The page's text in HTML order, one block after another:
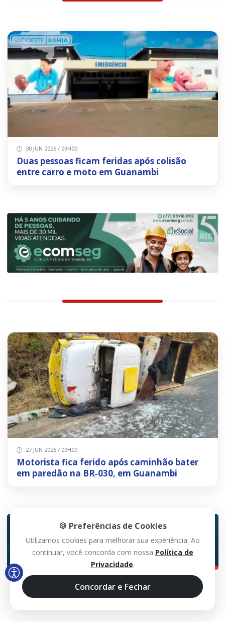
30 JUN 2026 / 09H00
Duas pessoas ficam feridas após colisão
entre carro e moto em Guanambi
27 JUN 2026 / 09H00
Motorista fica ferido após caminhão bater
em paredão na BR‑030, em Guanambi
🍪 Preferências de Cookies
Utilizamos cookies para melhorar sua experiência. Ao
continuar, você concorda com nossa Política de
Privacidade.
Concordar e Fechar